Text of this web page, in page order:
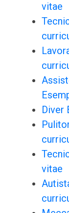
vitae
Diver
vitae